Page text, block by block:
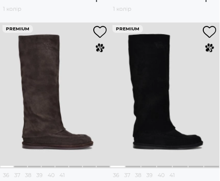
1 колір
1 колір
PREMIUM
36 37 38 39 40 41
PREMIUM
36 37 38 39 40 41